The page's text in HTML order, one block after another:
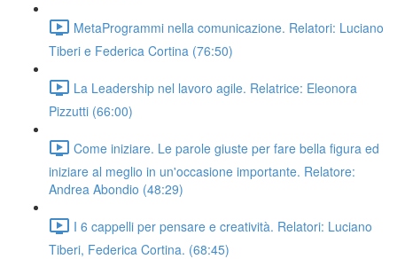
MetaProgrammi nella comunicazione. Relatori: Luciano
Tiberi e Federica Cortina (76:50)
La Leadership nel lavoro agile. Relatrice: Eleonora
Pizzutti (66:00)
Come iniziare. Le parole giuste per fare bella figura ed
iniziare al meglio in un'occasione importante. Relatore:
Andrea Abondio (48:29)
I 6 cappelli per pensare e creatività. Relatori: Luciano
Tiberi, Federica Cortina. (68:45)